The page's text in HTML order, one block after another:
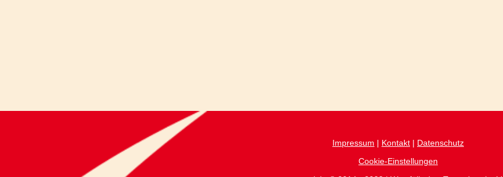
Impressum | Kontakt | Datenschutz
Cookie-Einstellungen